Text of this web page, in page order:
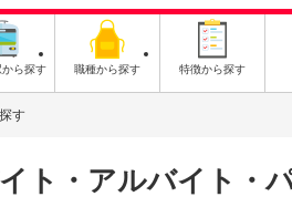
ら探す 職種から探す 特徴から探す
す
ト・アルバイト・